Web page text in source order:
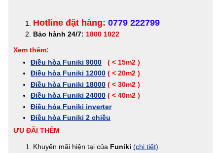
Hotline đặt hàng: 0779 222799
Bảo hành 24/7: 1800 1022
Xem thêm:
Điều hòa Funiki 9000
( < 15m2 )
Điều hòa Funiki 12000 ( < 20m2 )
Điều hòa Funiki 18000 ( < 30m2 )
Điều hòa Funiki 24000 ( < 40m2 )
Điều hòa Funiki inverter
Điều hòa Funiki 2 chiều
ƯU ĐÃI THÊM
Khuyến mãi hiện tại của Funiki (chi tiết)